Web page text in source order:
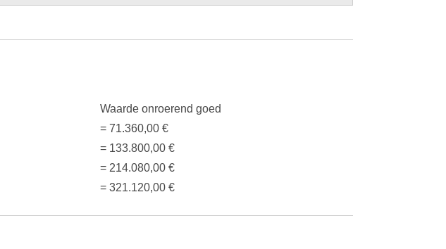
Waarde onroerend goed
= 71.360,00 €
= 133.800,00 €
= 214.080,00 €
= 321.120,00 €